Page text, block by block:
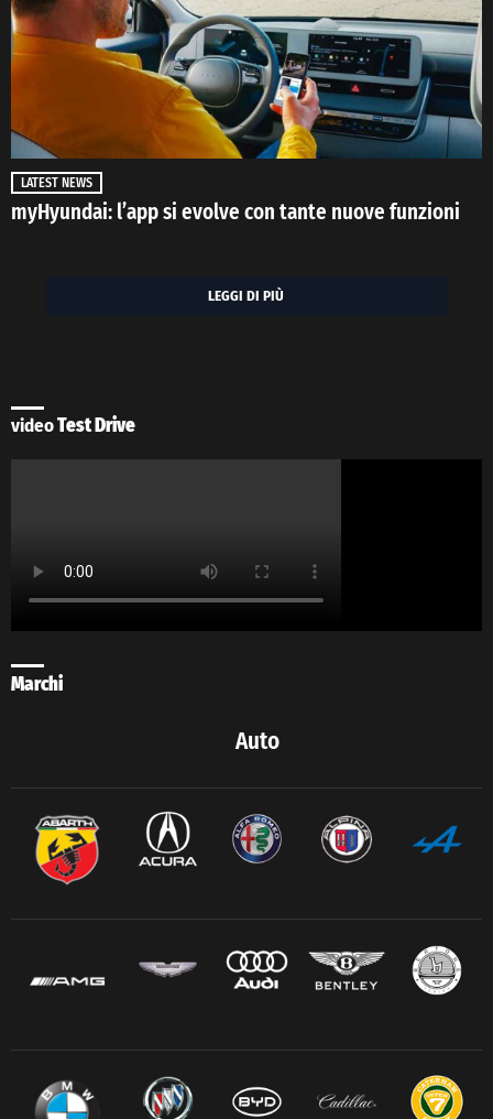
LATEST NEWS
myHyundai: l’app si evolve con tante nuove funzioni
LEGGI DI PIÙ
videoTest Drive
Marchi
Auto